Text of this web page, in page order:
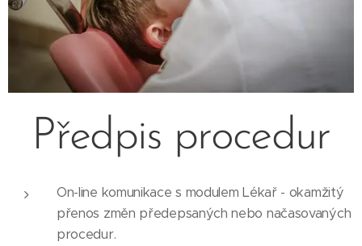
Předpis procedur
On-line komunikace s modulem Lékař - okamžitý
přenos změn předepsaných nebo načasovaných
procedur.